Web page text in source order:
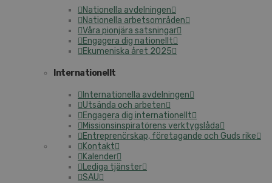
Nationella avdelningen
Nationella arbetsområden
Våra pionjära satsningar
Engagera dig nationellt
Ekumeniska året 2025
Internationellt
Internationella avdelningen
Utsända och arbeten
Engagera dig internationellt
Missionsinspiratörens verktygslåda
Entreprenörskap, företagande och Guds rike
Kontakt
Kalender
Lediga tjänster
SAU